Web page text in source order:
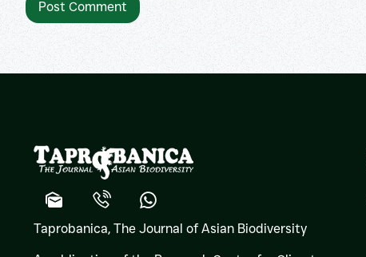
Taprobanica, The Journal of Asian Biodiversity